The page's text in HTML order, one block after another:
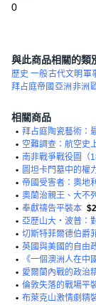
0
與此商品相關的類
歷史 一般古代文明軍
拜占庭帝國 亞洲 非洲
相關商品
•
•
• 南非戰爭戰役圖（
• 圖坦卡門墓中的權
•
• 奧蘭治親王、大不
• 奉獻禱告平裝本
• 亞歷山大‧波普：
• 切斯特菲爾德伯爵
•
•
《一個澳洲人在
• 愛爾蘭內戰的政治
• 倫敦失落的戰場平
• 布萊克山激情劇精